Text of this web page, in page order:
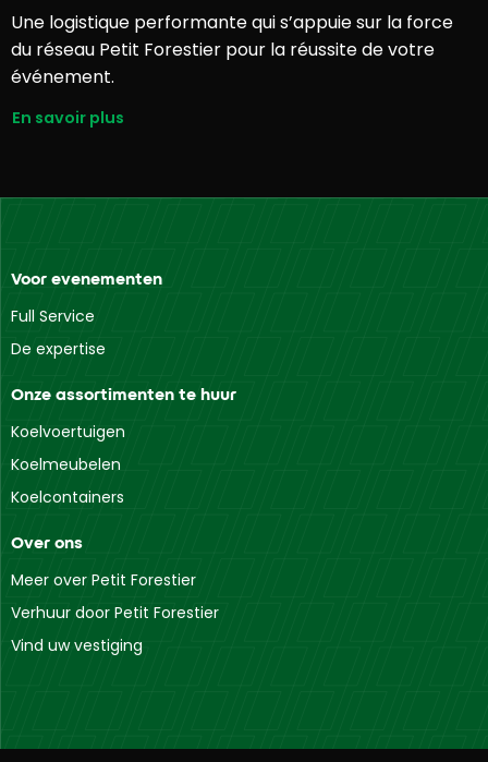
Une logistique performante qui s’appuie sur la force
du réseau Petit Forestier pour la réussite de votre
événement.
En savoir plus
Voor evenementen
Full Service
De expertise
Onze assortimenten te huur
Koelvoertuigen
Koelmeubelen
Koelcontainers
Over ons
Meer over Petit Forestier
Verhuur door Petit Forestier
Vind uw vestiging